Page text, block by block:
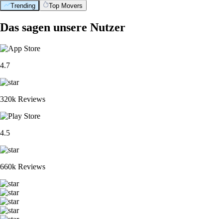
Trending Top Movers
Das sagen unsere Nutzer
4.7
320k Reviews
4.5
660k Reviews